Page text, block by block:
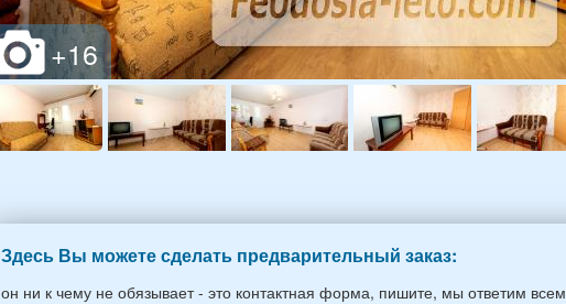
Здесь Вы можете сделать предварительный заказ:
он ни к чему не обязывает - это контактная форма, пишите, мы ответим всем